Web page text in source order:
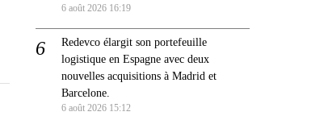
6 août 2026 16:19
Redevco élargit son portefeuille
logistique en Espagne avec deux
nouvelles acquisitions à Madrid et
Barcelone.
6 août 2026 15:12